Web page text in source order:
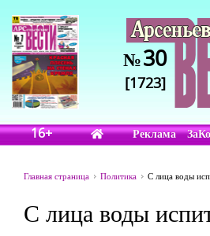
№30
[1723]
16+ Реклама
Главная страница Политика С лица воды
С лица воды